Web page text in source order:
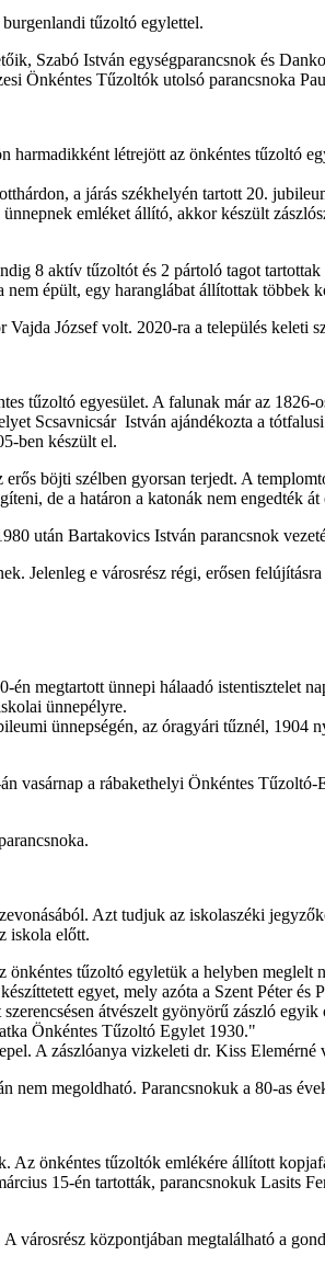
tűzoltó egylettel.
Szabó István egységparancsnok és
Önkéntes Tűzoltók utolsó parancsnoka
harmadikként létrejött az önkéntes tűzoltó
a járás székhelyén tartott 20.
emléket állító, akkor készült
8 aktív tűzoltót és 2 pártoló tagot
épült, egy haranglábat állítottak többek
József volt. 2020-ra a település
tűzoltó egyesület. A falunak már az 1826-
Scsavnicsár István ajándékozta a
ben készült el.
böjti szélben gyorsan terjedt. A
de a határon a katonák nem engedték
után Bartakovics István parancsnok
Jelenleg e városrész régi, erősen
megtartott ünnepi hálaadó istentisztelet
ünnepélyre.
ünnepségén, az óragyári tűznél, 1904
vasárnap a rábakethelyi Önkéntes
Azt tudjuk az iskolaszéki
iskola előtt.
tűzoltó egyletük a helyben
egyet, mely azóta a Szent Péter
átvészelt gyönyörű zászló
Önkéntes Tűzoltó Egylet 1930."
A zászlóanya vizkeleti dr. Kiss Elemérné
nem megoldható. Parancsnokuk a 80-as
önkéntes tűzoltók emlékére állított
15-én tartották, parancsnokuk
városrész központjában megtalálható a